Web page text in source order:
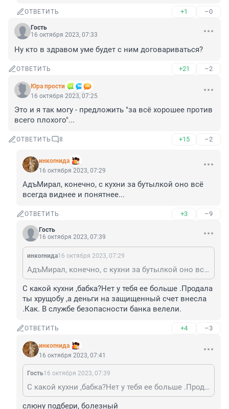
ОТВЕТИТЬ +1 –0
Гость
16 октября 2023, 07:33
Ну кто в здравом уме будет с ним договариваться?
ОТВЕТИТЬ +21 –2
Юра прости
16 октября 2023, 07:25
Это и я так могу - предложить "за всë хорошее против
всего плохого"...
ОТВЕТИТЬ 8 +15 –2
инкоrнида
16 октября 2023, 07:29
АдъМирал, конечно, с кухни за бутылкой оно всё
всегда виднее и понятнее...
ОТВЕТИТЬ +3 –9
Гость
16 октября 2023, 07:39
инкоrнида16 октября 2023, 07:29
АдъМирал, конечно, с кухни за бутылкой оно всё всегда виднее и понятнее...
С какой кухни ,бабка?Нет у тебя ее больше .Продала
ты хрущобу ,а деньги на защищенный счет внесла
.Как. В службе безопасности банка велели.
ОТВЕТИТЬ +4 –3
инкоrнида
16 октября 2023, 07:41
Гость16 октября 2023, 07:39
С какой кухни ,бабка?Нет у тебя ее больше .Продала ты хрущобу ,а деньги на защищенный счет внесла .Как. В службе безопасности банка велели.
слюну подбери, болезный